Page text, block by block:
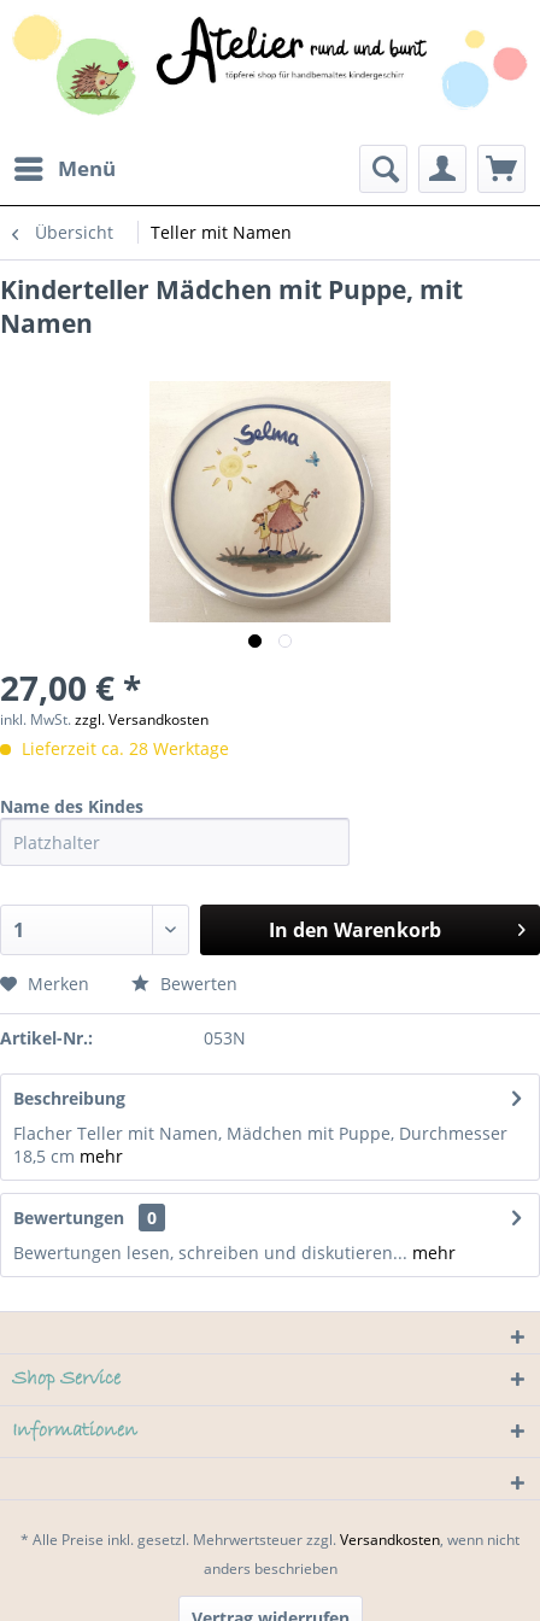
Menü
Übersicht Teller mit Namen
Kinderteller Mädchen mit Puppe, mit
Namen
27,00 € *
inkl. MwSt.zzgl. Versandkosten
Lieferzeit ca. 28 Werktage
Name des Kindes
In den Warenkorb
Merken Bewerten
Artikel-Nr.: 053N
Beschreibung
Flacher Teller mit Namen, Mädchen mit Puppe, Durchmesser
18,5 cm mehr
Bewertungen
0
Bewertungen lesen, schreiben und diskutieren... mehr
Shop Service
Informationen
* Alle Preise inkl. gesetzl. Mehrwertsteuer zzgl.Versandkosten, wenn nicht
anders beschrieben